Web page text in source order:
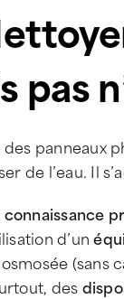
pas
panneaux
de l’eau. Il
connaissance
d’un
(sans
des